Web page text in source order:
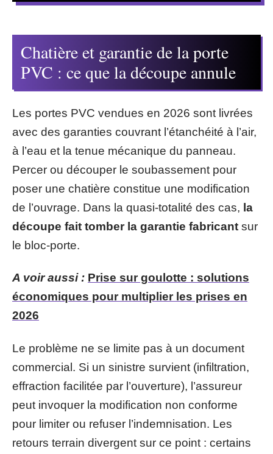
Chatière et garantie de la porte
PVC : ce que la découpe annule
Les portes PVC vendues en 2026 sont livrées
avec des garanties couvrant l’étanchéité à l’air,
à l’eau et la tenue mécanique du panneau.
Percer ou découper le soubassement pour
poser une chatière constitue une modification
de l’ouvrage. Dans la quasi-totalité des cas, la
découpe fait tomber la garantie fabricant sur
le bloc-porte.
A voir aussi : Prise sur goulotte : solutions
économiques pour multiplier les prises en
2026
Le problème ne se limite pas à un document
commercial. Si un sinistre survient (infiltration,
effraction facilitée par l’ouverture), l’assureur
peut invoquer la modification non conforme
pour limiter ou refuser l’indemnisation. Les
retours terrain divergent sur ce point : certains